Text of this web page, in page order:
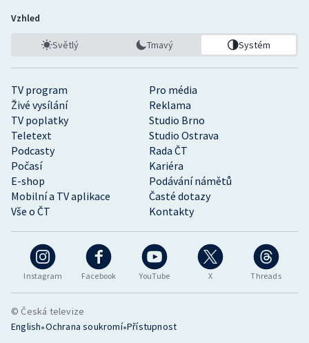
Instagram Facebook YouTube X Threads
TV program
Pro média
Živé vysílání
Reklama
TV poplatky
Studio Brno
Teletext
Studio Ostrava
Podcasty
Rada ČT
Počasí
Kariéra
E-shop
Podávání námětů
Mobilní a TV aplikace
Časté dotazy
Vše o ČT
Kontakty
Vzhled
Světlý Tmavý Systém
© Česká televize
English•Ochrana soukromí•Přístupnost